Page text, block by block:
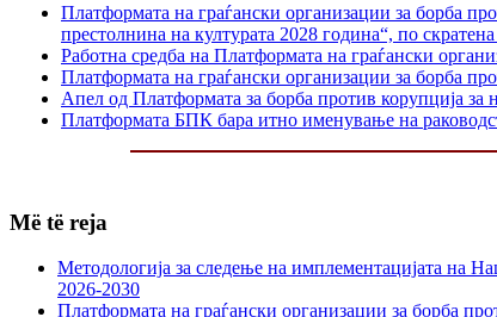
Платформата на граѓански организации за борба
престолнина на културата 2028 година“, по
Работна средба на Платформата на граѓански
Платформата на граѓански организации за борба
Апел од Платформата за борба против корупција
Платформата БПК бара итно именување на
Më të reja
Методологија за следење на имплементацијата на
2026-2030
Платформата на граѓански организации за борба